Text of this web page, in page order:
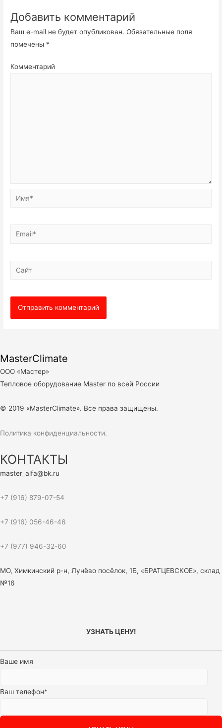
Добавить комментарий
Ваш e-mail не будет опубликован. Обязательные поля
помечены *
Комментарий
Имя*
Email*
Сайт
MasterClimate
ООО «Мастер»
Тепловое оборудование Master по всей России
© 2019 «MasterClimate». Все права защищены.
Политика конфиденциальности.
КОНТАКТЫ
master_alfa@bk.ru
+7 (916) 879-07-54
+7 (916) 056-46-46
+7 (977) 946-32-60
МО, Химкинский р-н, Лунёво посёлок, 1Б, «БРАТЦЕВСКОЕ», склад
№16
УЗНАТЬ ЦЕНУ!
Ваше имя
Ваш телефон*